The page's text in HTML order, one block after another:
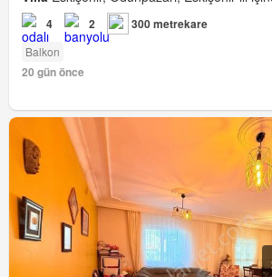
4 2 300 metrekare
Balkon
20 gün önce